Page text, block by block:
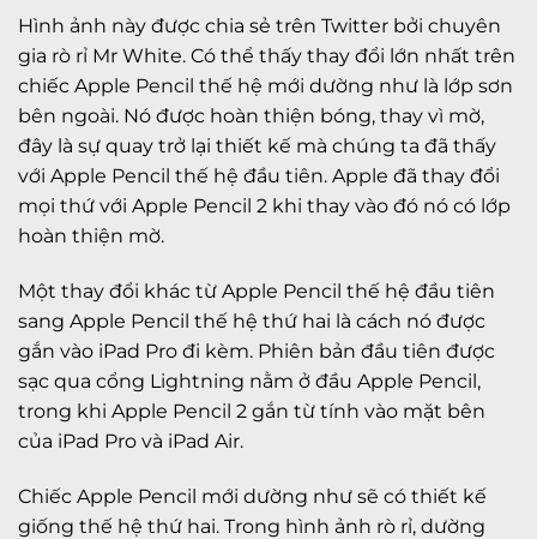
Hình ảnh này được chia sẻ trên Twitter bởi chuyên
gia rò rỉ Mr White. Có thể thấy thay đổi lớn nhất trên
chiếc Apple Pencil thế hệ mới dường như là lớp sơn
bên ngoài. Nó được hoàn thiện bóng, thay vì mờ,
đây là sự quay trở lại thiết kế mà chúng ta đã thấy
với Apple Pencil thế hệ đầu tiên. Apple đã thay đổi
mọi thứ với Apple Pencil 2 khi thay vào đó nó có lớp
hoàn thiện mờ.
Một thay đổi khác từ Apple Pencil thế hệ đầu tiên
sang Apple Pencil thế hệ thứ hai là cách nó được
gắn vào iPad Pro đi kèm. Phiên bản đầu tiên được
sạc qua cổng Lightning nằm ở đầu Apple Pencil,
trong khi Apple Pencil 2 gắn từ tính vào mặt bên
của iPad Pro và iPad Air.
Chiếc Apple Pencil mới dường như sẽ có thiết kế
giống thế hệ thứ hai. Trong hình ảnh rò rỉ, dường